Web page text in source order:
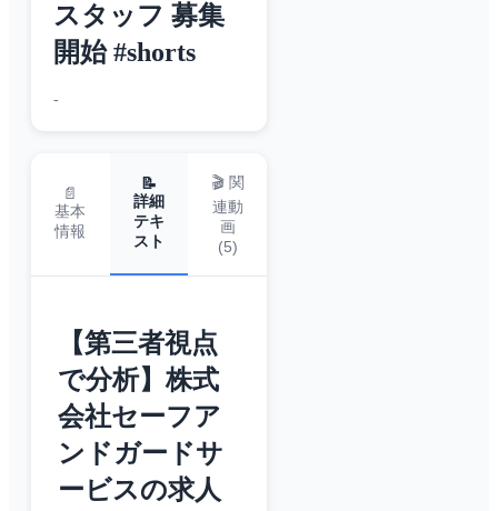
スタッフ 募集
開始 #shorts
-
📄
基本
情報
📝
詳細
テキ
スト
🎬 関
連動
画
(5)
【第三者視点
で分析】株式
会社セーフア
ンドガードサ
ービスの求人